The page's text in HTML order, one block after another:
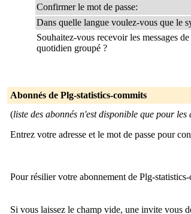
Confirmer le mot de passe:
Dans quelle langue voulez-vous que le
Souhaitez-vous recevoir les messages
quotidien groupé ?
Abonnés de Plg-statistics-commits
(liste des abonnés n'est disponible que pour les
Entrez votre adresse et le mot de passe pour
Pour résilier votre abonnement de Plg-
Si vous laissez le champ vide, une invite vous